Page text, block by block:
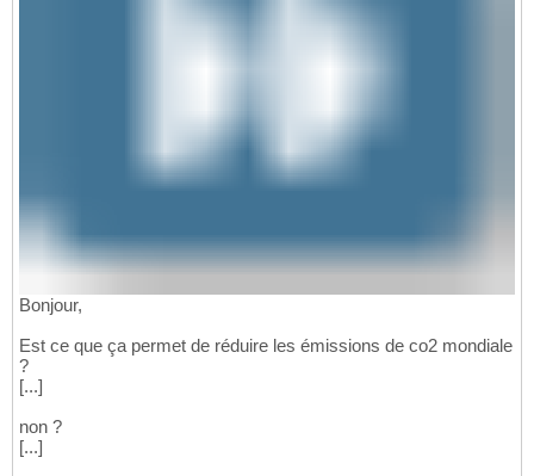
Bonjour,
Est ce que ça permet de réduire les émissions de co2 mondiale
?
[...]
non ?
[...]